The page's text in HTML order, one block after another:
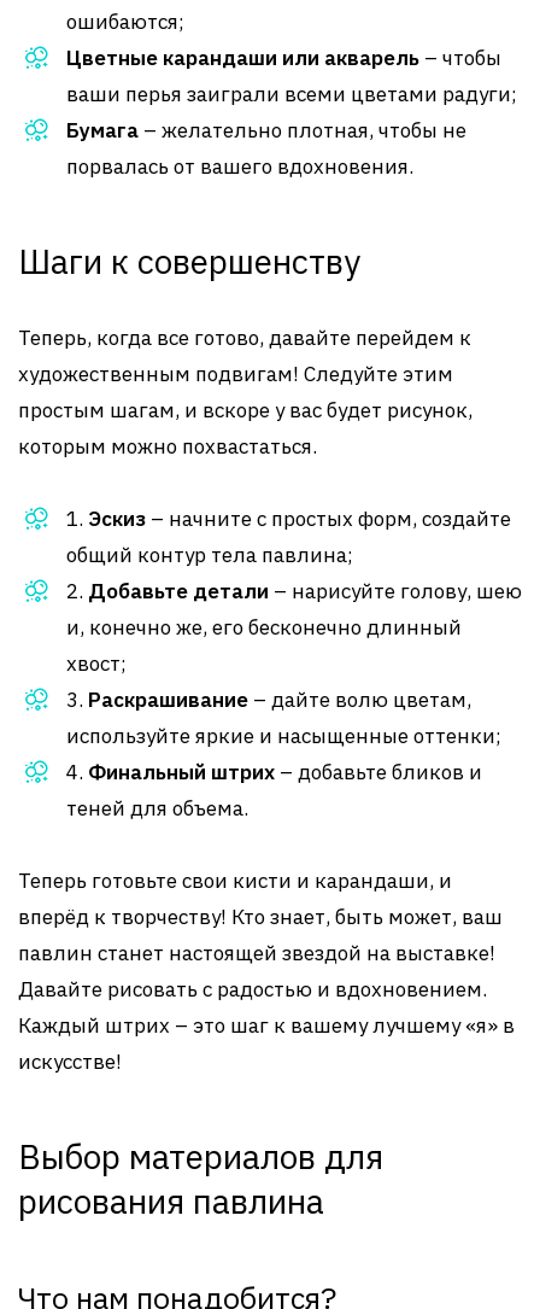
ошибаются;
Цветные карандаши или акварель – чтобы
ваши перья заиграли всеми цветами радуги;
Бумага – желательно плотная, чтобы не
порвалась от вашего вдохновения.
Шаги к совершенству
Теперь, когда все готово, давайте перейдем к
художественным подвигам! Следуйте этим
простым шагам, и вскоре у вас будет рисунок,
которым можно похвастаться.
1. Эскиз – начните с простых форм, создайте
общий контур тела павлина;
2. Добавьте детали – нарисуйте голову, шею
и, конечно же, его бесконечно длинный
хвост;
3. Раскрашивание – дайте волю цветам,
используйте яркие и насыщенные оттенки;
4. Финальный штрих – добавьте бликов и
теней для объема.
Теперь готовьте свои кисти и карандаши, и
вперёд к творчеству! Кто знает, быть может, ваш
павлин станет настоящей звездой на выставке!
Давайте рисовать с радостью и вдохновением.
Каждый штрих – это шаг к вашему лучшему «я» в
искусстве!
Выбор материалов для
рисования павлина
Что нам понадобится?